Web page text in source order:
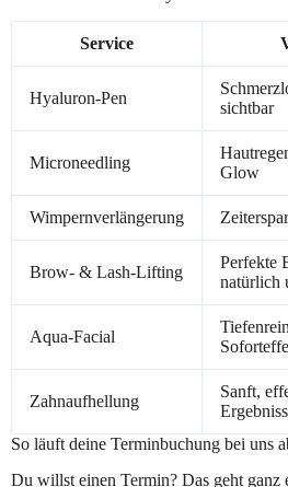
Service
Hyaluron-Pen
sichtbar
Microneedling
Glow
Wimpernverlängerung
Brow- & Lash-Lifting
Perfekte
natürlich
Aqua-Facial
Zahnaufhellung
Sanft,
So läuft deine Terminbuchung bei uns
Du willst einen Termin? Das geht ganz